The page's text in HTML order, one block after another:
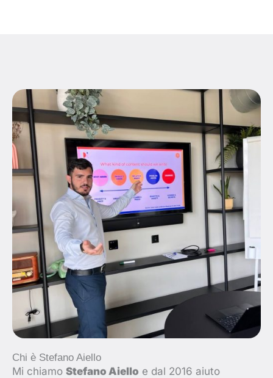
Chi è Stefano Aiello
Mi chiamo Stefano Aiello e dal 2016 aiuto